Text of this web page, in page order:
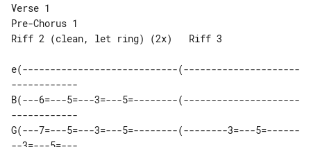
Verse 1
Pre-Chorus 1
Riff 2 (clean, let ring) (2x)   Riff 3
e(----------------------------(---------------------
------------
B(---6=---5=---3=---5=--------(---------------------
------------
G(---7=---5=---3=---5=--------(--------3=---5=------